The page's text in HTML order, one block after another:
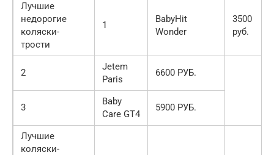
Лучшие
недорогие
коляски-
трости
1
BabyHit
Wonder
3500
руб.
2
Jetem
Paris
6600 РУБ.
3
Baby
Care GT4
5900 РУБ.
Лучшие
коляски-